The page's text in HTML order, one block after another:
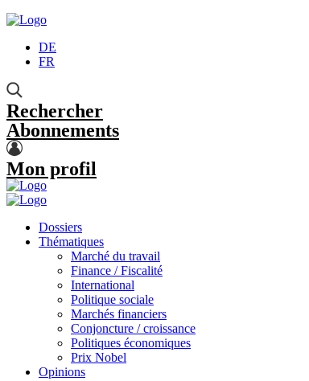
DE
FR
Rechercher
Abonnements
Mon profil
Dossiers
Thématiques
Marché du travail
Finance / Fiscalité
International
Politique sociale
Marchés financiers
Conjoncture / croissance
Politiques économiques
Prix Nobel
Opinions